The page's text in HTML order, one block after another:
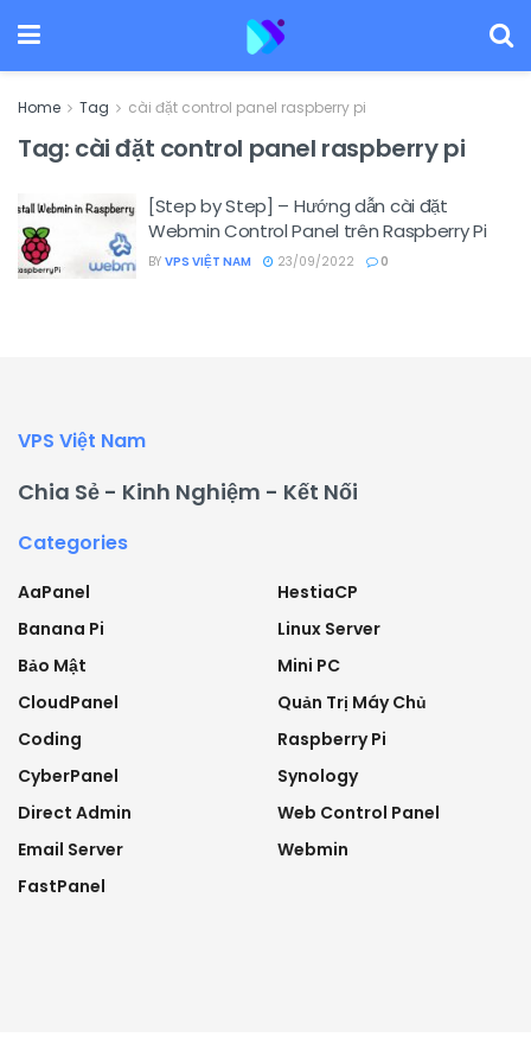
Home Tag cài đặt control panel raspberry pi
Tag: cài đặt control panel raspberry pi
[Step by Step] – Hướng dẫn cài đặt
Webmin Control Panel trên Raspberry Pi
BY VPS VIỆT NAM 23/09/2022 0
VPS Việt Nam
Chia Sẻ - Kinh Nghiệm - Kết Nối
Categories
AaPanel
Banana Pi
Bảo Mật
CloudPanel
Coding
CyberPanel
Direct Admin
Email Server
FastPanel
HestiaCP
Linux Server
Mini PC
Quản Trị Máy Chủ
Raspberry Pi
Synology
Web Control Panel
Webmin